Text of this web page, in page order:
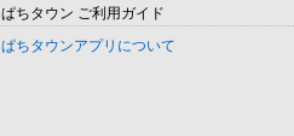
ぱちタウン ご利用ガイド
ぱちタウンアプリについて